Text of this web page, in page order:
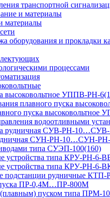
транспортной
и материалы
материалы
оборудования и прокладки
процессами
высоковольтное УППВ-РН-
плавного пуска
пуска высоковольтное
водоотливными
рудничная СУВ-РН-
СУН-РН-10…СУН-
типа СУЭП-100(160)
устройства типа КРУ-РН-6-
устройства типа КРУ-РН-6-
подстанции рудничные
пуска ПР-0,4М…ПР-800М
(плавным) пуском типа